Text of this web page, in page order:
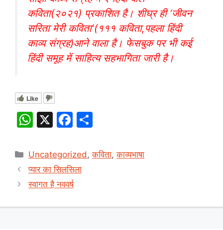
कविता(२०२१) प्रकाशित है। शीघ्र ही ‘जीवन
सरिता मेरी कविता'(१११ कविता,पहला हिंदी
काव्य संग्रह)आने वाला है। फेसबुक पर भी कई
हिंदी समूह में साहित्य सहभागिता जारी है।
Like
W
at
s
A
X
F
c
e
b
ar
Categories
Uncategorized ,कविता,काव्यभाषा
प्यार का सिलसिला
स्वागत है नववर्ष